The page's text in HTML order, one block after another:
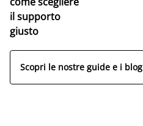
il supporto
giusto
Scopri le nostre guide e i blog